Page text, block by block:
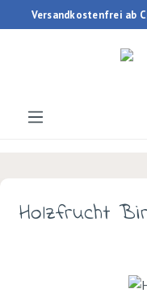
Zum Hauptinhalt
Versandkostenfrei ab
Holzfrucht
Bildergalerie